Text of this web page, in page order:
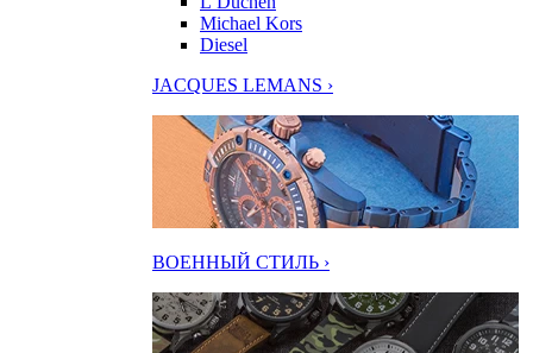
Michael Kors
Diesel
JACQUES LEMANS ›
ВОЕННЫЙ СТИЛЬ ›